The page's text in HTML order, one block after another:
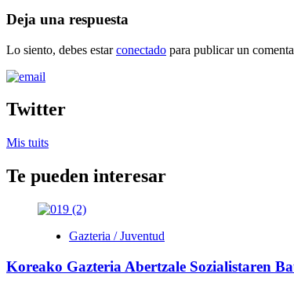
Deja una respuesta
Lo siento, debes estarconectado para publicar un
Twitter
Mis tuits
Te pueden interesar
Gazteria / Juventud
Koreako Gazteria Abertzale Sozialistaren